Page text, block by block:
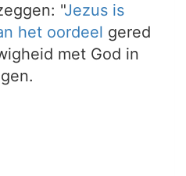
"Jezus is
het oordeel gered
met God in